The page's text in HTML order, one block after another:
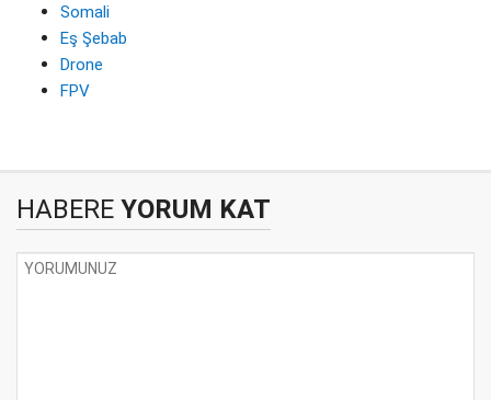
Somali
Eş Şebab
Drone
FPV
HABERE YORUM KAT